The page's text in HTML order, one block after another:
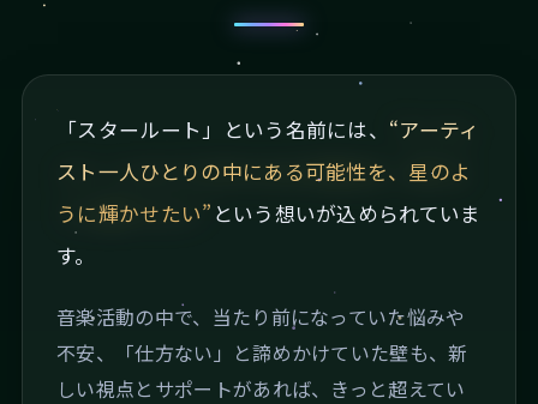
「スタールート」という名前には、 “アーティ
スト一人ひとりの中にある可能性を、星のよ
うに輝かせたい” という想いが込められていま
す。
音楽活動の中で、当たり前になっていた悩みや
不安、「仕方ない」と諦めかけていた壁も、新
しい視点とサポートがあれば、きっと超えてい